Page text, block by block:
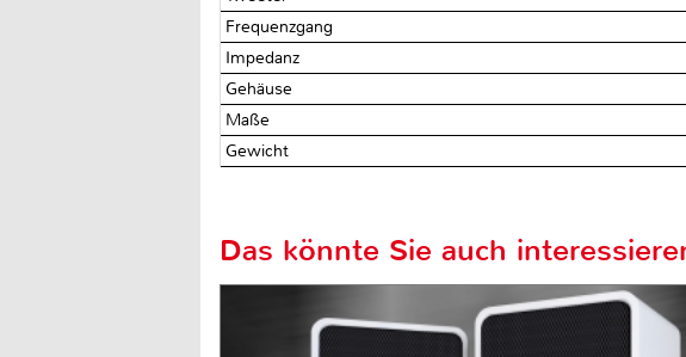
Frequenzgang
Impedanz
Gehäuse
Maße
Gewicht
Das könnte Sie auch